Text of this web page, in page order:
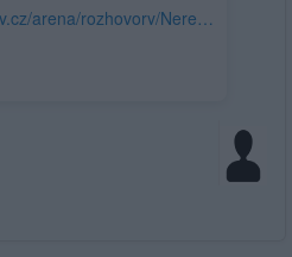
arena/rozhovory/Nereste-